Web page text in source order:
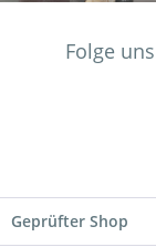
Folge
Geprüfter Shop